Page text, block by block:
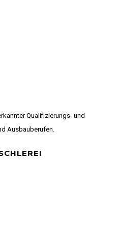
Qualifizierungs- und
Ausbauberufen.